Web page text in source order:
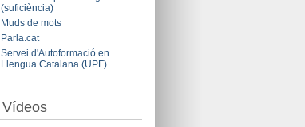
(suficiència)
Muds de mots
Parla.cat
Servei d'Autoformació en
Llengua Catalana (UPF)
Vídeos